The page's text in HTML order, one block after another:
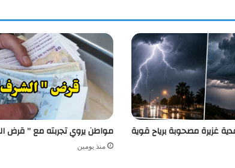
غزيرة مصحوبة برياح قوية مواطن يروي تجربته مع ” قرض
منذ يومين